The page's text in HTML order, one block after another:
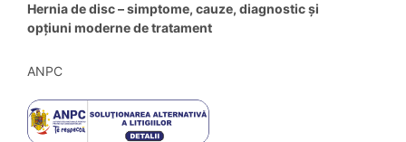
Hernia de disc – simptome, cauze, diagnostic și
opțiuni moderne de tratament
ANPC